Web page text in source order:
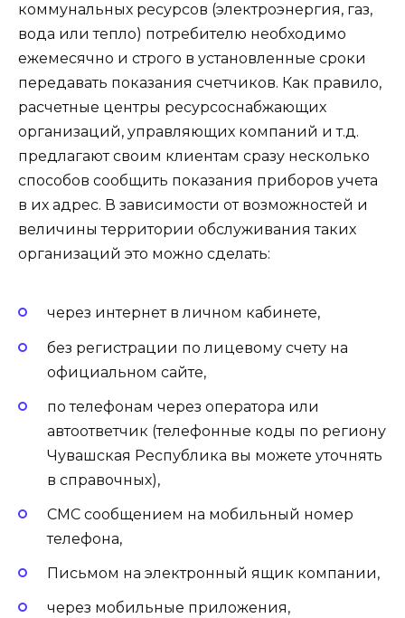
коммунальных ресурсов (электроэнергия, газ,
вода или тепло) потребителю необходимо
ежемесячно и строго в установленные сроки
передавать показания счетчиков. Как правило,
расчетные центры ресурсоснабжающих
организаций, управляющих компаний и т.д.
предлагают своим клиентам сразу несколько
способов сообщить показания приборов учета
в их адрес. В зависимости от возможностей и
величины территории обслуживания таких
организаций это можно сделать:
через интернет в личном кабинете,
без регистрации по лицевому счету на
официальном сайте,
по телефонам через оператора или
автоответчик (телефонные коды по региону
Чувашская Республика вы можете уточнять
в справочных),
СМС сообщением на мобильный номер
телефона,
Письмом на электронный ящик компании,
через мобильные приложения,